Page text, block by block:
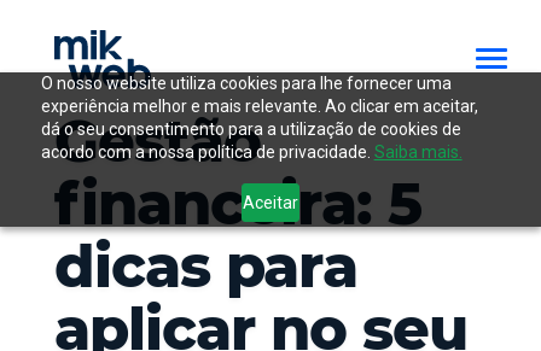
O nosso website utiliza cookies para lhe fornecer uma
experiência melhor e mais relevante. Ao clicar em aceitar,
dá o seu consentimento para a utilização de cookies de
acordo com a nossa política de privacidade. Saiba mais.
Aceitar
Gestão
financeira: 5
dicas para
aplicar no seu